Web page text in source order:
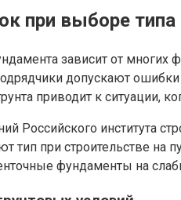
при выборе
зависит от многих
допускают ошибки
приводит к ситуации,
Российского института
тип при строительстве на
фундаменты на